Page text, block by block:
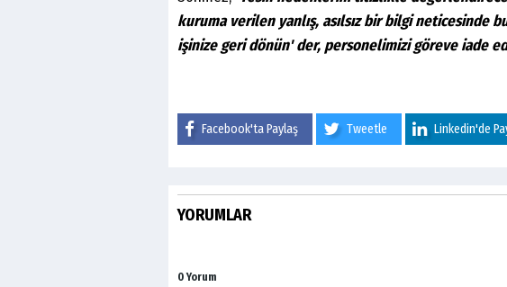
kuruma verilen yanlış, asılsız bir bilgi neticesinde
işinize geri dönün' der, personelimizi göreve iade
Facebook'ta Paylaş Tweetle Linkedin'de
YORUMLAR
0 Yorum